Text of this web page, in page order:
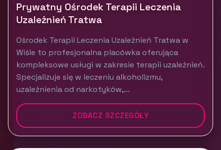
Prywatny Ośrodek Terapii Leczenia
Uzależnień Tratwa
Ośrodek Terapii Leczenia Uzależnień Tratwa w
Wiśle to profesjonalna placówka oferująca
kompleksowe usługi w zakresie terapii uzależnień.
Specjalizuje się w leczeniu alkoholizmu,
uzależnienia od narkotyków,...
ZOBACZ SZCZEGÓŁY